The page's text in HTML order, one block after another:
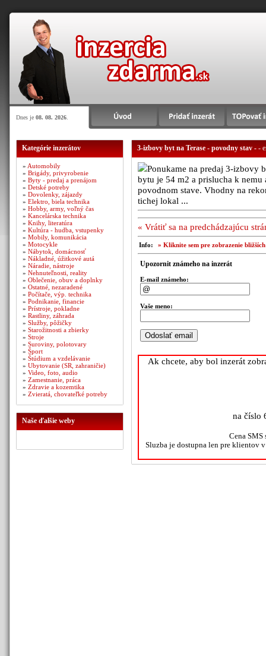
Dnes je 08. 08. 2026
Kategórie inzerátov
» Automobily
» Brigády, privyrobenie
» Byty - predaj a prenájom
» Detské potreby
» Dovolenky, zájazdy
» Elektro, biela technika
» Hobby, army, voľný čas
» Kancelárska technika
» Knihy, literatúra
» Kultúra - hudba, vstupenky
» Mobily, komunikácia
» Motocykle
» Nábytok, domácnosť
» Nákladné, úžitkové autá
» Náradie, nástroje
» Nehnuteľnosti, reality
» Oblečenie, obuv a doplnky
» Ostatné, nezaradené
» Počítače, výp. technika
» Podnikanie, financie
» Prístroje, pokladne
» Rastliny, záhrada
» Služby, pôžičky
» Starožitnosti a zbierky
» Stroje
» Suroviny, polotovary
» Šport
» Štúdium a vzdelávanie
» Ubytovanie (SR, zahraničie)
» Video, foto, audio
» Zamestnanie, práca
» Zdravie a kozemtika
» Zvieratá, chovateľké potreby
Naše ďalšie weby
3-izbovy byt na Terase - povodny stav --
Ponukame na predaj 3-izbovy
bytu je 54 m2 a prislucha k
povodnom stave. Vhodny na
tichej lokal ...
« Vrátiť sa na predchádzajúcu
Info: » Kliknite sem pre zobrazenie
Upozornit známeho na inzerát
E-mail známeho:
Vaše meno:
Ak chcete, aby bol inzerát
na číslo
Cena SMS
Sluzba je dostupna len pre klientov